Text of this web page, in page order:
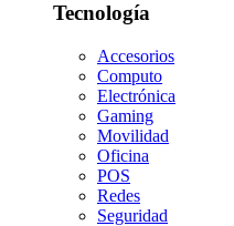
Tecnología
Accesorios
Computo
Electrónica
Gaming
Movilidad
Oficina
POS
Redes
Seguridad